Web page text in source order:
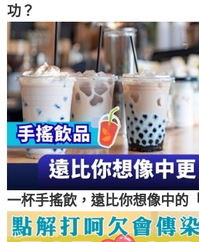
功？
一杯手搖飲，遠比你想像中的